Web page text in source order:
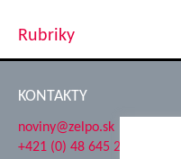
Rubriky
KONTAKTY
noviny@zelpo.sk
+421 (0) 48 645 2711